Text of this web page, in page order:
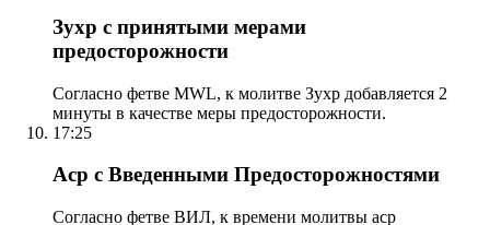
Зухр с принятыми мерами
предосторожности
Согласно фетве MWL, к молитве Зухр добавляется 2
минуты в качестве меры предосторожности.
17:25
Аср с Введенными Предосторожностями
Согласно фетве ВИЛ, к времени молитвы аср